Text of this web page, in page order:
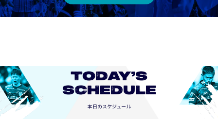
TODAY’S
SCHEDULE
本日のスケジュール